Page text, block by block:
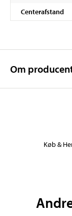
Centerafstand
Om
Køb &